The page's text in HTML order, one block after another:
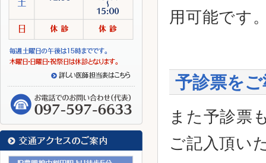
用可能です
予診票を
また予診票
ご記入頂い